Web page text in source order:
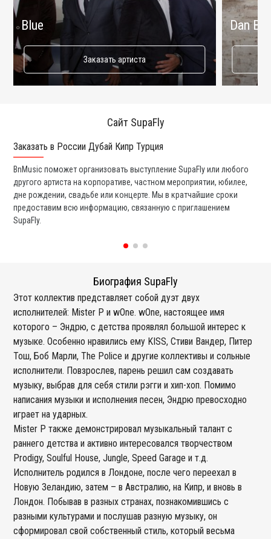
Blue
Заказать артиста
Dan
Сайт SupaFly
Заказать в России Дубай Кипр Турция
BnMusic поможет организовать выступление SupaFly или любого
другого артиста на корпоративе, частном мероприятии, юбилее,
дне рождении, свадьбе или концерте. Мы в кратчайшие сроки
предоставим всю информацию, связанную с приглашением
SupaFly.
Биография SupaFly
Этот коллектив представляет собой дуэт двух
исполнителей: Mister P и wOne. wOne, настоящее имя
которого – Эндрю, с детства проявлял большой интерес к
музыке. Особенно нравились ему KISS, Стиви Вандер, Питер
Тош, Боб Марли, The Police и другие коллективы и сольные
исполнители. Повзрослев, парень решил сам создавать
музыку, выбрав для себя стили рэгги и хип-хоп. Помимо
написания музыки и исполнения песен, Эндрю превосходно
играет на ударных.
Mister P также демонстрировал музыкальный талант с
раннего детства и активно интересовался творчеством
Prodigy, Soulful House, Jungle, Speed Garage и т.д.
Исполнитель родился в Лондоне, после чего переехал в
Новую Зеландию, затем – в Австралию, на Кипр, и вновь в
Лондон. Побывав в разных странах, познакомившись с
разными культурами и послушав разную музыку, он
сформировал свой собственный стиль, который весьма